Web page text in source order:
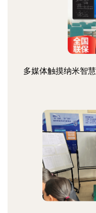
多媒体触摸纳米智